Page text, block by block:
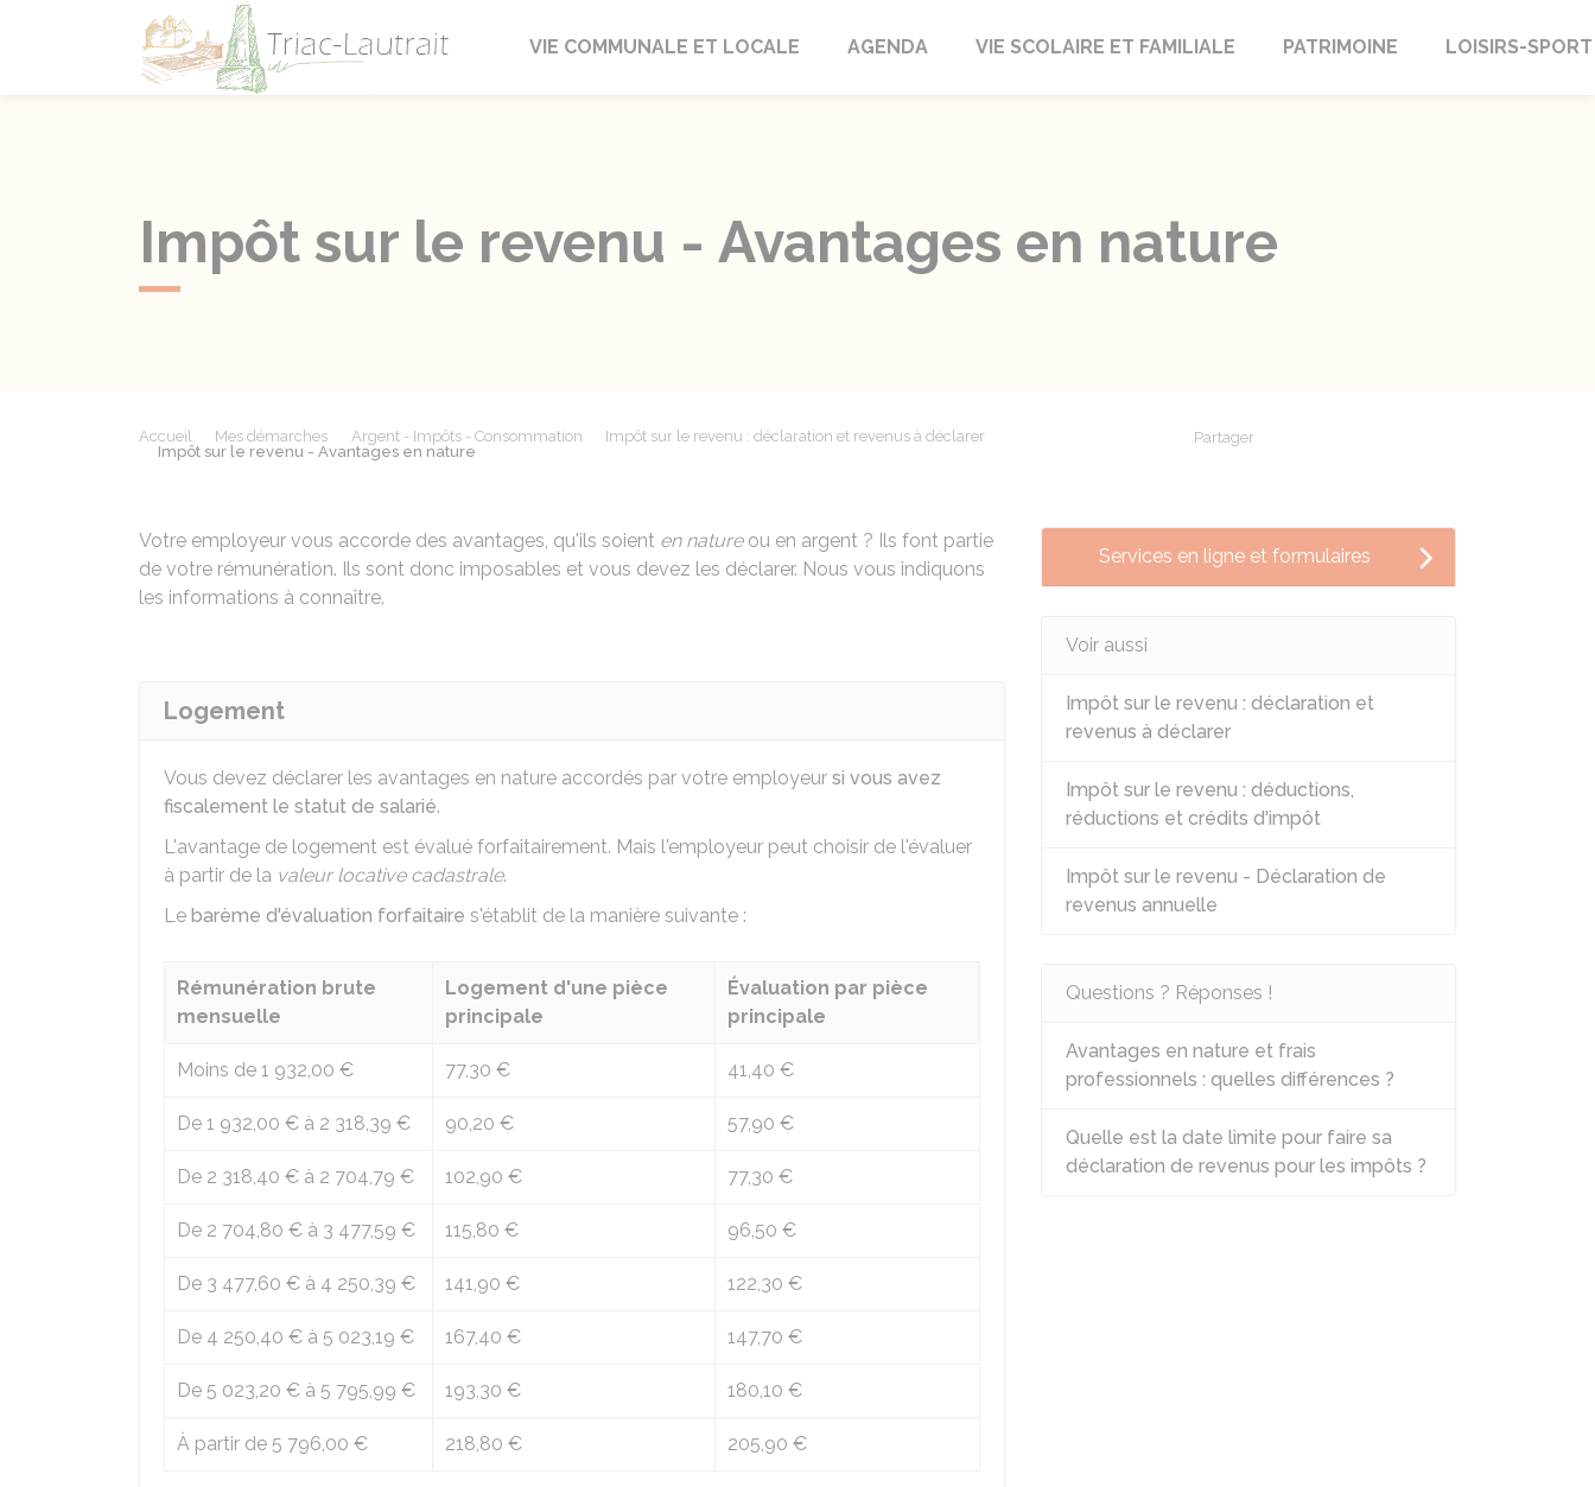
Triac-Lautrait
VIE COMMUNALE ET LOCALE AGENDA VIE SCOLAIRE ET FAMILIALE PATRIMOINE LOISIRS-SPORT
Impôt sur le revenu - Avantages en nature
Accueil Mes démarches Argent - Impôts - Consommation
Impôt sur le revenu : déclaration et revenus à déclarer
Impôt sur le revenu - Avantages en nature
Partager
Votre employeur vous accorde des avantages, qu'ils soient en natureou en argent ? Ils font partie
de votre rémunération. Ils sont donc imposables et vous devez les déclarer. Nous vous indiquons
les informations à connaître.
Logement
Vous devez déclarer les avantages en nature accordés par votre employeur si vous avez
fiscalement le statut de salarié.
L'avantage de logement est évalué forfaitairement. Mais l'employeur peut choisir de l'évaluer
à partir de la valeur locative cadastrale.
Le barème d'évaluation forfaitaire s'établit de la manière suivante :
Rémunération brute
mensuelle
Logement d'une pièce
principale
Évaluation par pièce
principale
Moins de 1 932,00 € 77,30 € 41,40 €
De 1 932,00 € à 2 318,39 € 90,20 € 57,90 €
De 2 318,40 € à 2 704,79 € 102,90 € 77,30 €
De 2 704,80 € à 3 477,59 € 115,80 € 96,50 €
De 3 477,60 € à 4 250,39 € 141,90 € 122,30 €
De 4 250,40 € à 5 023,19 € 167,40 € 147,70 €
De 5 023,20 € à 5 795,99 € 193,30 € 180,10 €
À partir de 5 796,00 € 218,80 € 205,90 €
Services en ligne et formulaires
Voir aussi
Impôt sur le revenu : déclaration et
revenus à déclarer
Impôt sur le revenu : déductions,
réductions et crédits d'impôt
Impôt sur le revenu - Déclaration de
revenus annuelle
Questions ? Réponses !
Avantages en nature et frais
professionnels : quelles différences ?
Quelle est la date limite pour faire sa
déclaration de revenus pour les impôts ?